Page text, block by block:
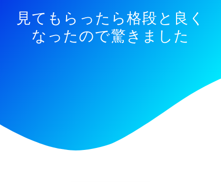
見てもらったら格段と良く
なったので驚きました